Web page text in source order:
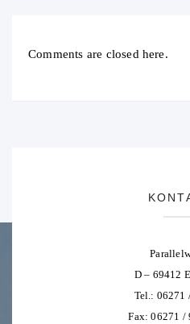
Comments are closed here.
D – 69412
Tel.: 06271
Fax: 06271 /